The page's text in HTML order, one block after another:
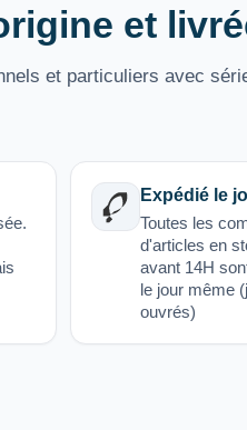
et
et particuliers avec
Expédié le
Toutes les
d'articles en
avant 14H
le jour même
ouvrés)